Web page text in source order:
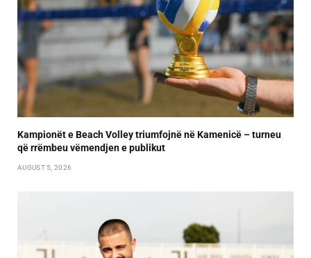
Kampionët e Beach Volley triumfojnë në Kamenicë – turneu
që rrëmbeu vëmendjen e publikut
AUGUST 5, 2026